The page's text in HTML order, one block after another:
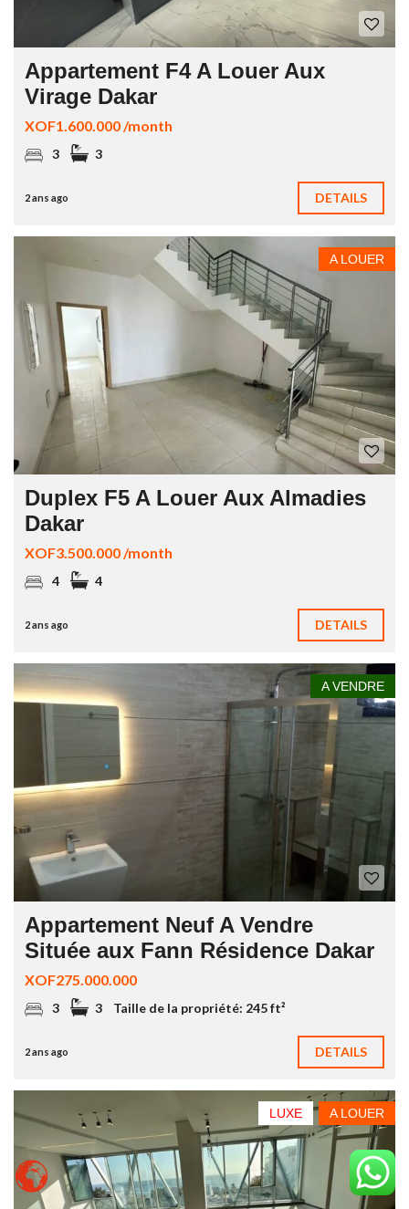
Appartement F4 A Louer Aux
Virage Dakar
XOF1.600.000 /month
3 3
2 ans ago DETAILS
A LOUER
Duplex F5 A Louer Aux Almadies
Dakar
XOF3.500.000 /month
4 4
2 ans ago DETAILS
A VENDRE
Appartement Neuf A Vendre
Située aux Fann Résidence Dakar
XOF275.000.000
3 3 Taille de la propriété: 245 ft²
2 ans ago DETAILS
A LOUER
LUXE